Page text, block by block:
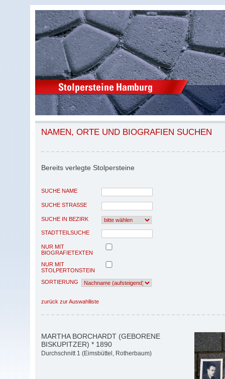
NAMEN, ORTE UND BIOGRAFIEN SUCHEN
Bereits verlegte Stolpersteine
SUCHE NAME
SUCHE STRASSE
SUCHE IN BEZIRK
STADTTEILSUCHE
NUR MIT
BIOGRAFIETEXTEN
NUR MIT
STOLPERTONSTEIN
SORTIERUNG
zurück zur Auswahlliste
MARTHA BORCHARDT (GEBORENE
BISKUPITZER) * 1890
Durchschnitt 1 (Eimsbüttel, Rotherbaum)